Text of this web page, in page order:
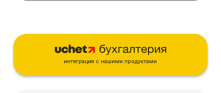
интеграция с нашими продуктами